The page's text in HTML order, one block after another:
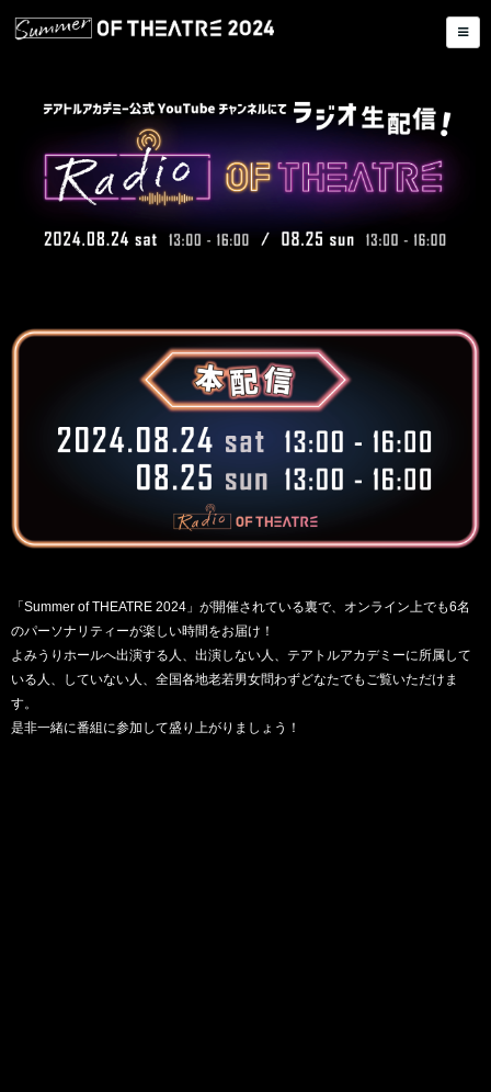
「Summer of THEATRE 2024」が開催されている裏で、オンライン上でも6名
のパーソナリティーが楽しい時間をお届け！
よみうりホールへ出演する人、出演しない人、テアトルアカデミーに所属して
いる人、していない人、全国各地老若男女問わずどなたでもご覧いただけま
す。
是非一緒に番組に参加して盛り上がりましょう！